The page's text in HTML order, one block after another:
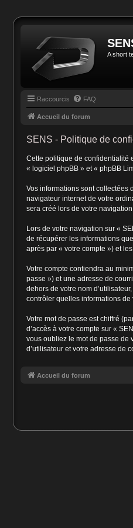
A short
Raccourcis FAQ
Accueil du forum
SENS - Politique de
Cette politique de confidentialité
« logiciel phpBB » et « phpBB
Vos informations sont collectées
navigateur internet de votre
sera créé lors de votre
Lors de votre navigation sur «
de récupérer les informations
après par « votre compte ») et
Votre compte contiendra au
passe ») et une adresse de
dehors de votre nom
contrôler quelles informations
Votre mot de passe est chiffré
d’accès à votre compte sur «
vous oubliez le mot de passe de
d’utilisateur et votre adresse de
Accueil du forum